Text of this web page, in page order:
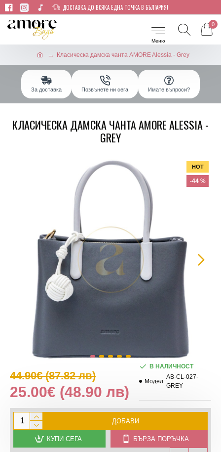
ДОСТАВКА ДО ВСЯКА ЕДНА ТОЧКА В БЪЛГАРИЯ!
0
Класическа дамска чанта AMORE Alessia - Grey
За доставка Позвънете ни сега Имате въпроси?
КЛАСИЧЕСКА ДАМСКА ЧАНТА AMORE ALESSIA -
GREY
HOT
-44 %
25.00€ (48.90 лв)
44.90€(87.82 лв)
В НАЛИЧНОСТ
Модел:
AB-CL-027-
GREY
ДОБАВИ
КУПИ СЕГА БЪРЗА ПОРЪЧКА